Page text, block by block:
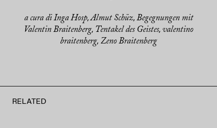
a cura di Inga Hosp,Almut Schüz, Begegnungen mit
Valentin Braitenberg, Tentakel des Geistes, valentino
braitenberg, Zeno Braitenberg
RELATED